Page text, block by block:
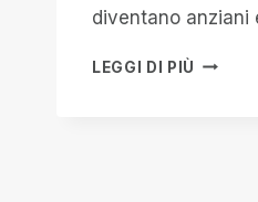
diventano anziani
LEGGI DI PIÙ UNA